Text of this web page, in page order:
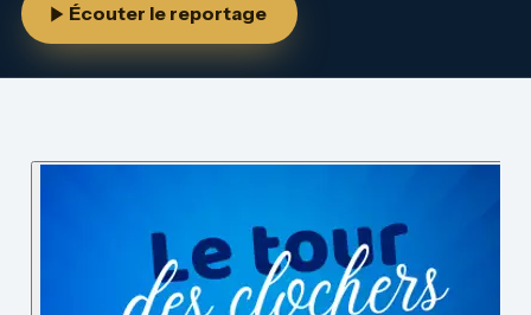
Écouter le reportage